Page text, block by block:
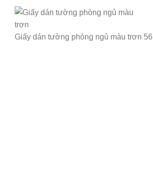
Giấy dán tường phòng ngủ màu trơn